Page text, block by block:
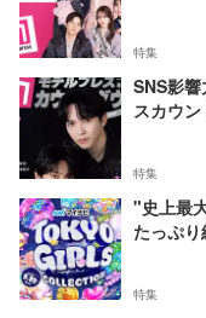
特集
SNS影
スカウン
特集
"史上最
たっぷ
特集